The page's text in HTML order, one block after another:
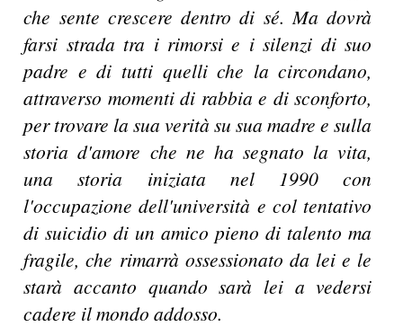
che sente crescere dentro di sé. Ma dovrà
farsi strada tra i rimorsi e i silenzi di suo
padre e di tutti quelli che la circondano,
attraverso momenti di rabbia e di sconforto,
per trovare la sua verità su sua madre e sulla
storia d'amore che ne ha segnato la vita,
una storia iniziata nel 1990 con
l'occupazione dell'università e col tentativo
di suicidio di un amico pieno di talento ma
fragile, che rimarrà ossessionato da lei e le
starà accanto quando sarà lei a vedersi
cadere il mondo addosso.